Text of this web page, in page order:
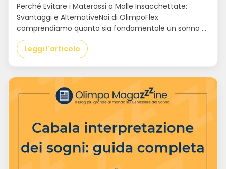
Perché Evitare i Materassi a Molle Insacchettate:
Svantaggi e AlternativeNoi di OlimpoFlex
comprendiamo quanto sia fondamentale un sonno ...
Leggi l'articolo